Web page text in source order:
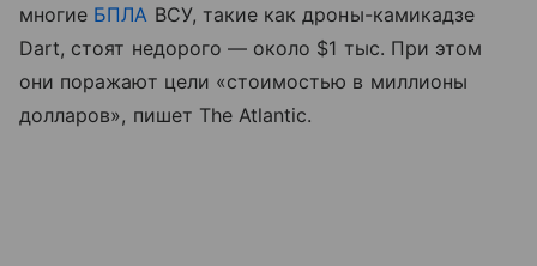
многие БПЛА ВСУ, такие как дроны-камикадзе
Dart, стоят недорого — около $1 тыс. При этом
они поражают цели «стоимостью в миллионы
долларов», пишет The Atlantic.